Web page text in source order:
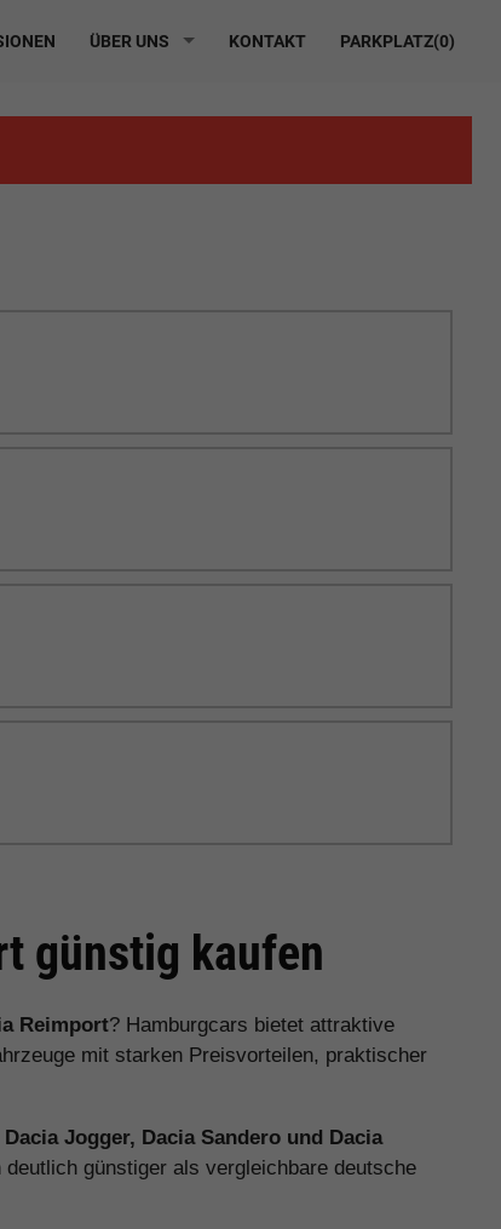
ÜBER UNS KONTAKT PARKPLATZ(0)
günstig kaufen
Reimport? Hamburgcars bietet attraktive
mit starken Preisvorteilen, praktischer
Jogger, Dacia Sandero und Dacia
günstiger als vergleichbare deutsche